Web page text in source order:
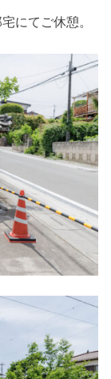
にてご休憩。